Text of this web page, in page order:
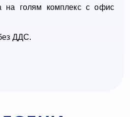
на голям комплекс с офис
ДДС.